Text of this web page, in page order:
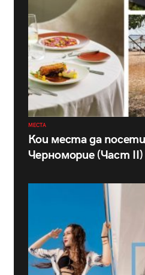
МЕСТА
Кои места да
Черноморие (Част II)